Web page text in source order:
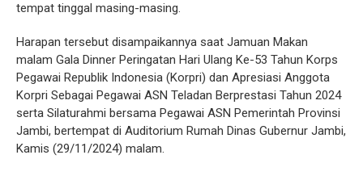
tempat tinggal masing-masing.
Harapan tersebut disampaikannya saat Jamuan Makan
malam Gala Dinner Peringatan Hari Ulang Ke-53 Tahun Korps
Pegawai Republik Indonesia (Korpri) dan Apresiasi Anggota
Korpri Sebagai Pegawai ASN Teladan Berprestasi Tahun 2024
serta Silaturahmi bersama Pegawai ASN Pemerintah Provinsi
Jambi, bertempat di Auditorium Rumah Dinas Gubernur Jambi,
Kamis (29/11/2024) malam.